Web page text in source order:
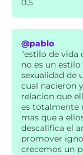
0.5
@pablo
"estilo de vida
no es un
sexualidad de
cual nacieron
relacion que
es totalmente
mas que a
descalifica el
promover
crecemos un